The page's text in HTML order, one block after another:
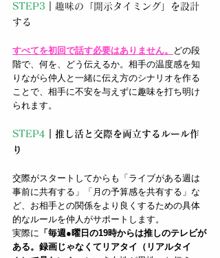
STEP3 ｜趣味の「開示タイミング」を設計
する
すべてを初回で話す必要はありません。
どの段
階で、何を、どう伝えるか。相手の温度感を知
りながら仲人と一緒に伝え方のシナリオを作る
ことで、相手に不安を与えずに趣味を打ち明け
られます。
STEP4 ｜推し活と交際を両立するルール作
り
交際がスタートしてからも「ライブがある週は
事前に共有する」「月の予算感を共有する」な
ど、お相手との関係をより良くするための具体
的なルールを仲人がサポートします。
実際に 「毎週●曜日の19時からは推しのテレビが
ある。録画じゃなくてリアタイ（リアルタイ